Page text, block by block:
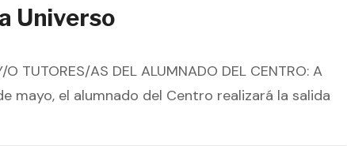
Universo
O TUTORES/AS DEL ALUMNADO DEL CENTRO: A
mayo, el alumnado del Centro realizará la salida